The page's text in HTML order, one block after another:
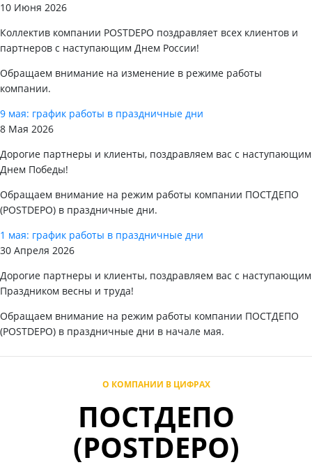
10 Июня 2026
Коллектив компании POSTDEPO поздравляет всех клиентов и
партнеров с наступающим Днем России!
Обращаем внимание на изменение в режиме работы
компании.
9 мая: график работы в праздничные дни
8 Мая 2026
Дорогие партнеры и клиенты, поздравляем вас с наступающим
Днем Победы!
Обращаем внимание на режим работы компании ПОСТДЕПО
(POSTDEPO) в праздничные дни.
1 мая: график работы в праздничные дни
30 Апреля 2026
Дорогие партнеры и клиенты, поздравляем вас с наступающим
Праздником весны и труда!
Обращаем внимание на режим работы компании ПОСТДЕПО
(POSTDEPO) в праздничные дни в начале мая.
О КОМПАНИИ В ЦИФРАХ
ПОСТДЕПО
(POSTDEPO)